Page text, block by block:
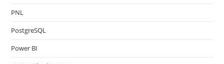
PNL
PostgreSQL
Power BI